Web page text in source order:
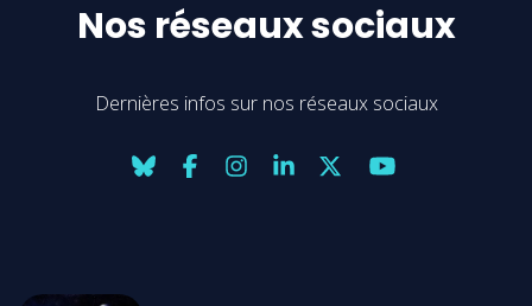
Nos réseaux sociaux
Dernières infos sur nos réseaux sociaux